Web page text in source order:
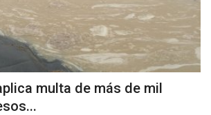
multa de más de mil